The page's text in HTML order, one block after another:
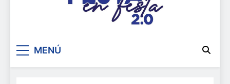
De festa en festa 2.0
MENÚ